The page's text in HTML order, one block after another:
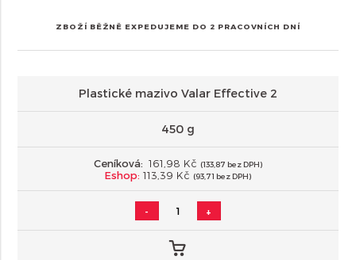
ZBOŽÍ BĚŽNĚ EXPEDUJEME DO 2 PRACOVNÍCH DNÍ
Plastické mazivo Valar Effective 2
450 g
Ceníková: 161,98 Kč (133,87 bez DPH)
Eshop: 113,39 Kč (93,71 bez DPH)
- +